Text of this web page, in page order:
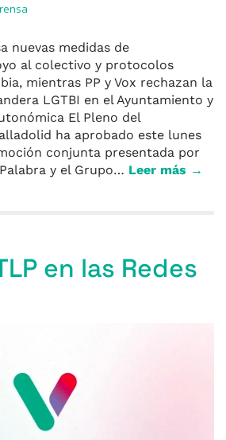
nuevas medidas de
al colectivo y protocolos
mientras PP y Vox rechazan la
LGTBI en el Ayuntamiento y
El Pleno del
ha aprobado este lunes
conjunta presentada por
y el Grupo… Leer más →
en las Redes